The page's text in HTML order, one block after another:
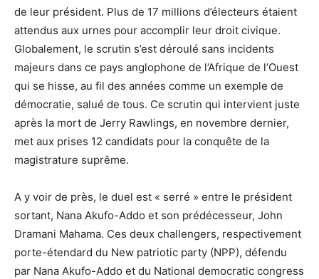
de leur président. Plus de 17 millions d’électeurs étaient
attendus aux urnes pour accomplir leur droit civique.
Globalement, le scrutin s’est déroulé sans incidents
majeurs dans ce pays anglophone de l’Afrique de l’Ouest
qui se hisse, au fil des années comme un exemple de
démocratie, salué de tous. Ce scrutin qui intervient juste
après la mort de Jerry Rawlings, en novembre dernier,
met aux prises 12 candidats pour la conquête de la
magistrature suprême.
A y voir de près, le duel est « serré » entre le président
sortant, Nana Akufo-Addo et son prédécesseur, John
Dramani Mahama. Ces deux challengers, respectivement
porte-étendard du New patriotic party (NPP), défendu
par Nana Akufo-Addo et du National democratic congress